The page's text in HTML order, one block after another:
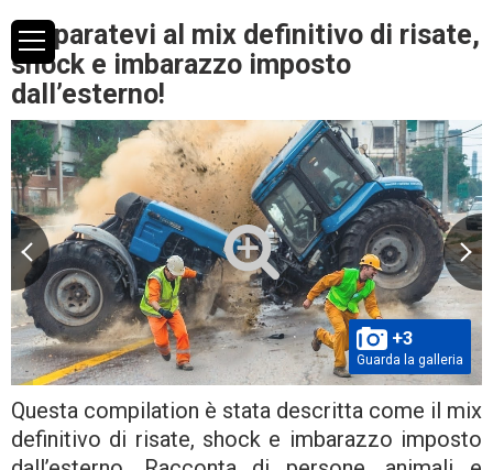
Preparatevi al mix definitivo di risate,
shock e imbarazzo imposto
dall’esterno!
+3
Guarda la galleria
Questa compilation è stata descritta come il mix
definitivo di risate, shock e imbarazzo imposto